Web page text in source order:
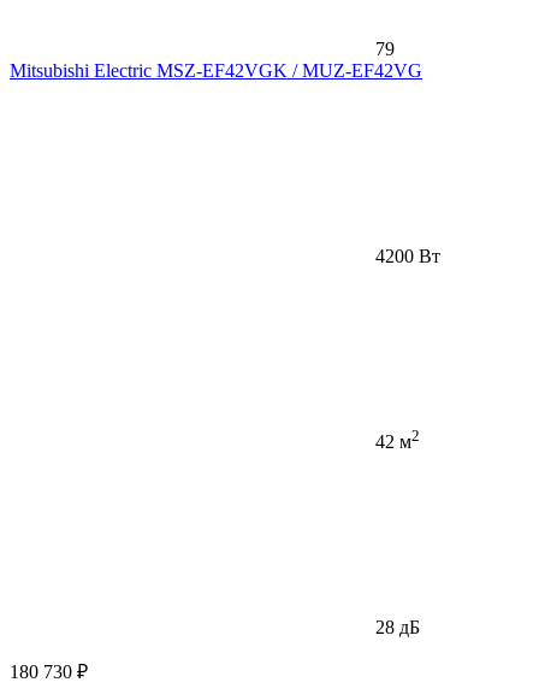
79
Mitsubishi Electric MSZ-EF42VGK / MUZ-EF42VG
4200 Вт
42 м2
28 дБ
180 730 ₽